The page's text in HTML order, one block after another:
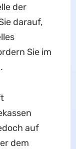
der
darauf,
Sie im
auf
dem